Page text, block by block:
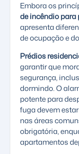
Embora os
de incêndio para
apresenta
de ocupação e
Prédios
garantir que
segurança,
dormindo. O
potente para
fuga devem
nas áreas
obrigatória,
apartamentos